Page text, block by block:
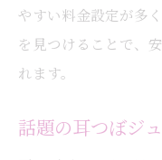
やすい料金設定が多
を見つけることで、
れます。
話題の耳つぼジ